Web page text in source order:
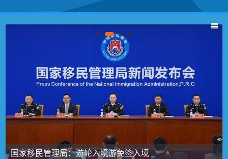
国家移民管理局：游轮入境游免签入境